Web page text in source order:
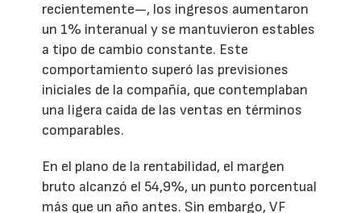
recientemente—, los ingresos aumentaron
un 1% interanual y se mantuvieron estables
a tipo de cambio constante. Este
comportamiento superó las previsiones
iniciales de la compañía, que contemplaban
una ligera caída de las ventas en términos
comparables.
En el plano de la rentabilidad, el margen
bruto alcanzó el 54,9%, un punto porcentual
más que un año antes. Sin embargo, VF